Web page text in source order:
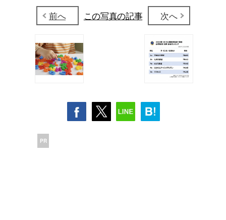
前へ
この写真の記事 次へ
PR